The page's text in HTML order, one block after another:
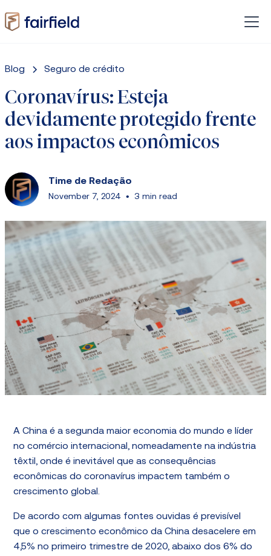
Blog Seguro de crédito
Coronavírus: Esteja
devidamente protegido frente
aos impactos econômicos
Time de Redação
November 7, 2024 • 3 min read
A China é a segunda maior economia do mundo e líder
no comércio internacional, nomeadamente na indústria
têxtil, onde é inevitável que as consequências
econômicas do coronavírus impactem também o
crescimento global.
De acordo com algumas fontes ouvidas é previsível
que o crescimento econômico da China desacelere em
4,5% no primeiro trimestre de 2020, abaixo dos 6% do